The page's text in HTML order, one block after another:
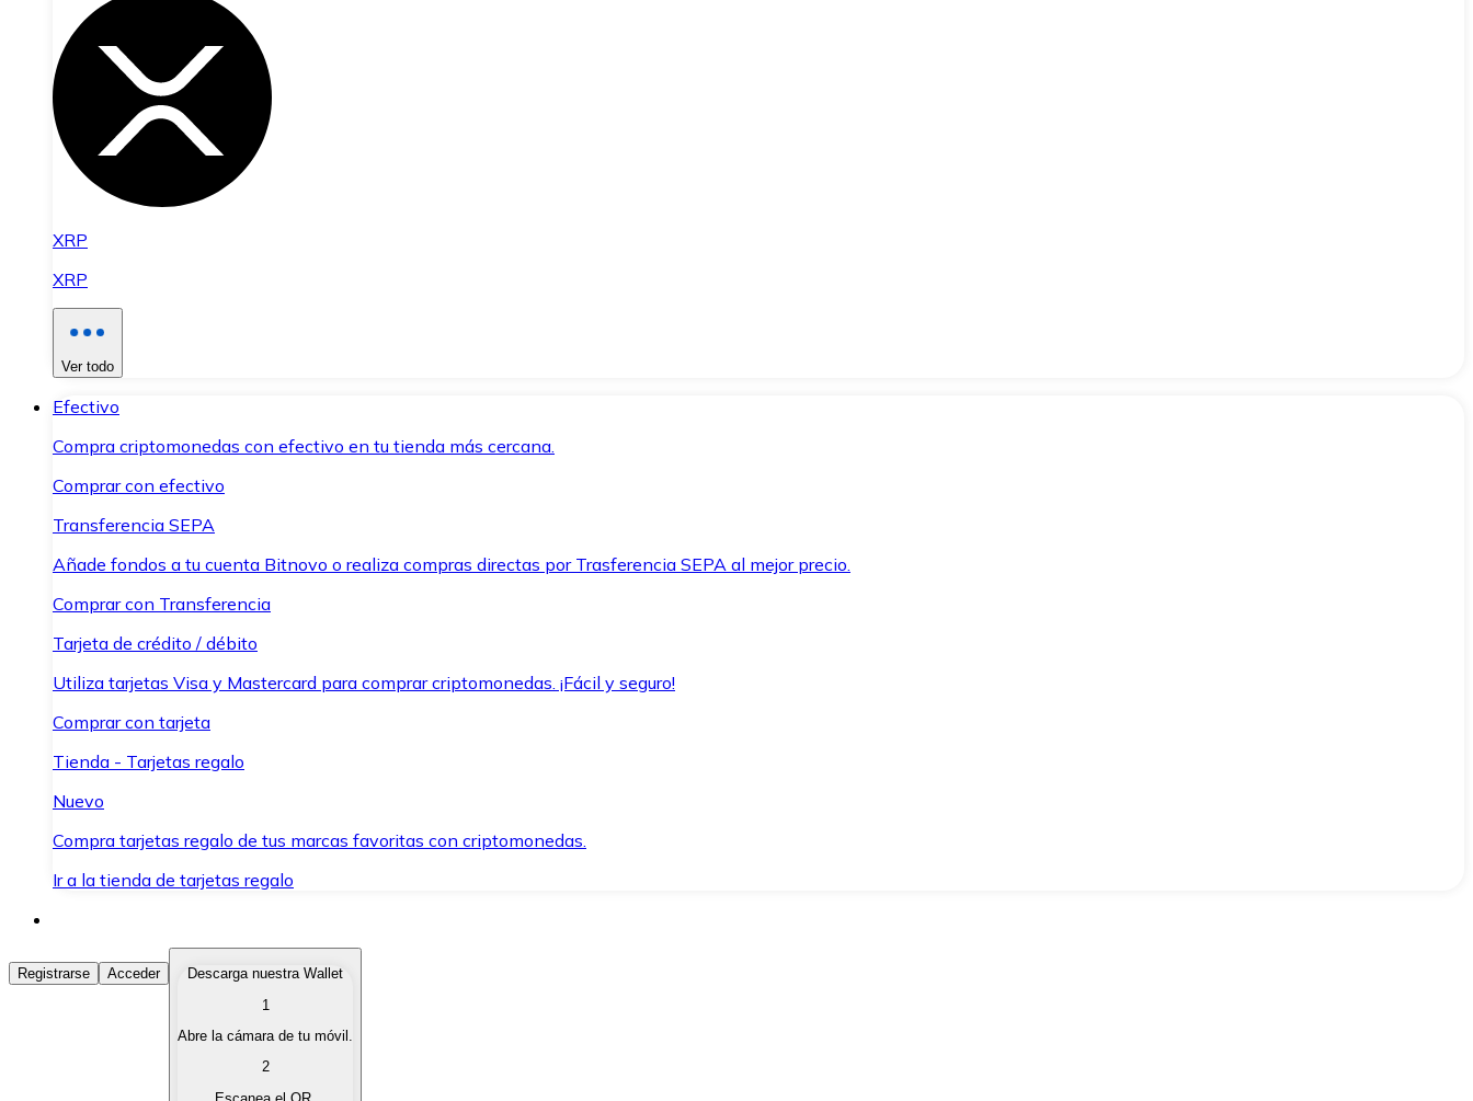
XRP
XRP
Ver todo
Efectivo
Compra criptomonedas con efectivo en tu tienda más cercana.
Comprar con efectivo
Transferencia SEPA
Añade fondos a tu cuenta Bitnovo o realiza compras directas por Trasferencia SEPA al mejor precio.
Comprar con Transferencia
Tarjeta de crédito / débito
Utiliza tarjetas Visa y Mastercard para comprar criptomonedas. ¡Fácil y seguro!
Comprar con tarjeta
Tienda - Tarjetas regalo
Nuevo
Compra tarjetas regalo de tus marcas favoritas con criptomonedas.
Ir a la tienda de tarjetas regalo
Comprar Criptomonedas
Compra criptomonedas con diferentes métodos de pago.
Vende tus criptomonedas de forma rápida y segura.
Registrarse Acceder
Descarga nuestra Wallet
1
Abre la cámara de tu móvil.
2